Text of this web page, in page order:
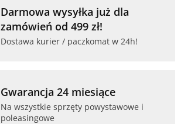
Darmowa wysyłka już dla
zamówień od 499 zł!
Dostawa kurier / paczkomat w 24h!
Gwarancja 24 miesiące
Na wszystkie sprzęty powystawowe i
poleasingowe